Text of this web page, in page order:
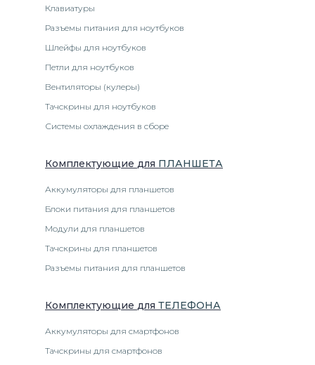
Клавиатуры
Разъемы питания для ноутбуков
Шлейфы для ноутбуков
Петли для ноутбуков
Вентиляторы (кулеры)
Тачскрины для ноутбуков
Системы охлаждения в сборе
Комплектующие для ПЛАНШЕТА
Аккумуляторы для планшетов
Блоки питания для планшетов
Модули для планшетов
Тачскрины для планшетов
Разъемы питания для планшетов
Комплектующие для ТЕЛЕФОНА
Аккумуляторы для смартфонов
Тачскрины для смартфонов